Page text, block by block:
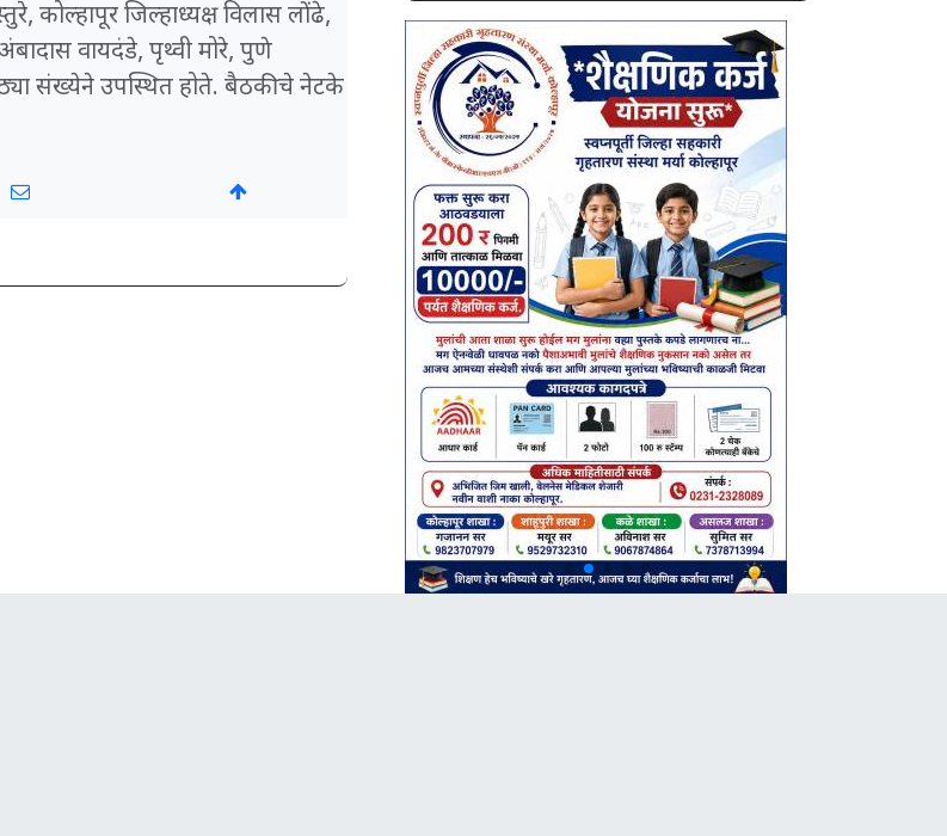
कोल्हापूर जिल्हाध्यक्ष विलास लोंढे,
वायदंडे, पृथ्वी मोरे, पुणे
संख्येने उपस्थित होते. बैठकीचे नेटके